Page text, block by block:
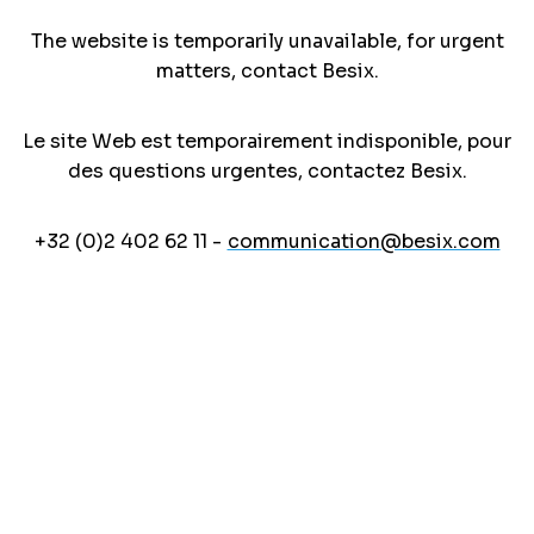
The website is temporarily unavailable, for urgent
matters, contact Besix.
Le site Web est temporairement indisponible, pour
des questions urgentes, contactez Besix.
+32 (0)2 402 62 11 - communication@besix.com